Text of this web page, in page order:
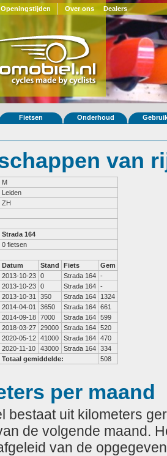
Openingstijden Over ons Dealers
Fietsen Onderhoud
van
M
Leiden
ZH
Strada 164
0 fietsen
Datum Stand Fiets
Gem
2013-10-23 0 Strada 164 -
2013-10-23 0 Strada 164 -
2013-10-31
350 Strada 164
1324
2014-04-01
3650 Strada 164 661
2014-09-18 7000 Strada 164 599
2018-03-27 29000 Strada 164 520
2020-05-12 41000 Strada 164 470
2020-11-10
43000 Strada 164 334
Totaal gemiddelde:
508
per maand
bestaat uit kilometers
de volgende maand.
van de